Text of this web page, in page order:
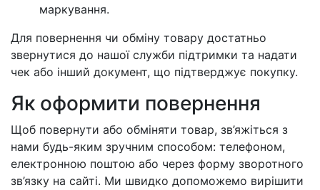
маркування.
Для повернення чи обміну товару достатньо
звернутися до нашої служби підтримки та надати
чек або інший документ, що підтверджує покупку.
Як оформити повернення
Щоб повернути або обміняти товар, зв’яжіться з
нами будь-яким зручним способом: телефоном,
електронною поштою або через форму зворотного
зв’язку на сайті. Ми швидко допоможемо вирішити